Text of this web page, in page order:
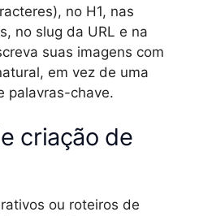
no H1, nas
no slug da URL e na
suas imagens com
em vez de uma
palavras-chave.
criação de
ou roteiros de